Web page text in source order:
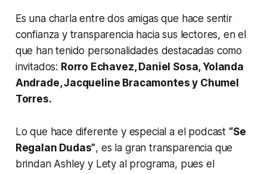
Es una charla entre dos amigas que hace sentir
confianza y transparencia hacia sus lectores, en el
que han tenido personalidades destacadas como
invitados: Rorro Echavez, Daniel Sosa, Yolanda
Andrade, Jacqueline Bracamontes y Chumel
Torres.
Lo que hace diferente y especial a el podcast “Se
Regalan Dudas”, es la gran transparencia que
brindan Ashley y Lety al programa, pues el